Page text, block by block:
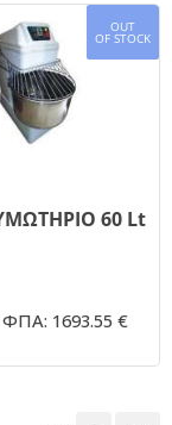
OUT
OF STOCK
60 Lt
1693.55 €